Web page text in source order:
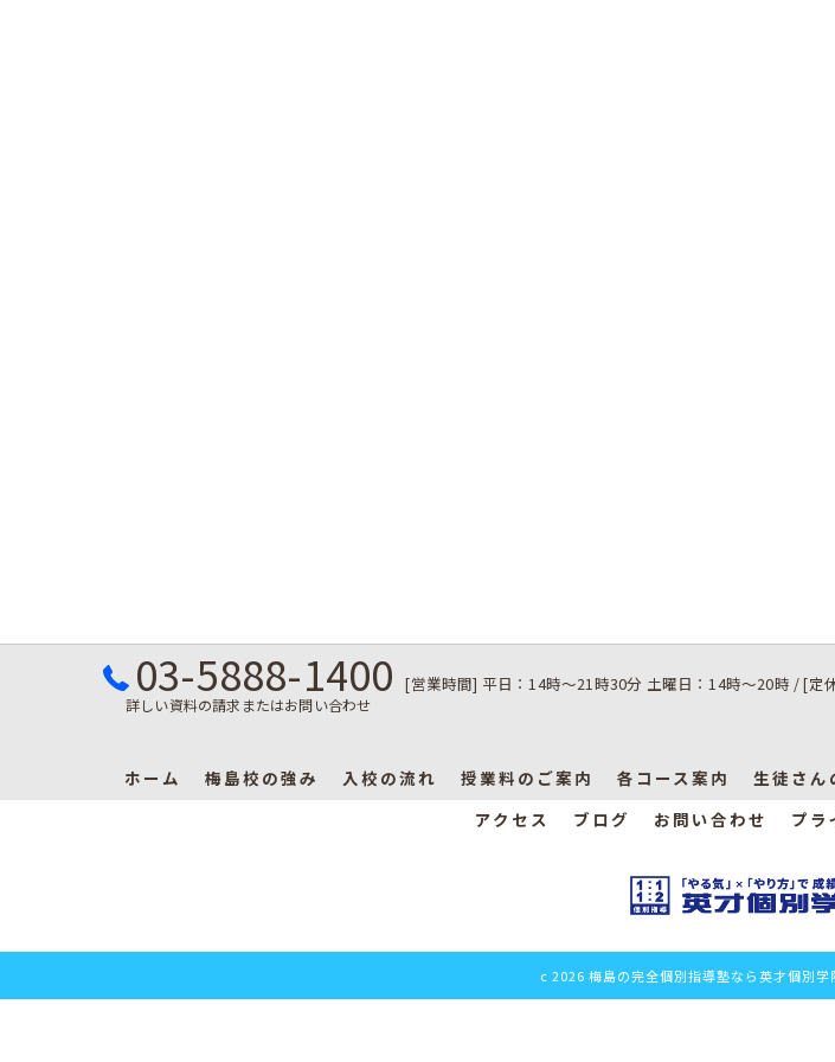
03-5888-1400
詳しい資料の請求またはお問い合わせ
[営業時間] 平日：14時～21時30分 土曜日：14時～20時 / [定
ホーム 梅島校の強み 入校の流れ 授業料のご案内 各コース案内 生徒さん
アクセス
ブログ お問い合わせ プラ
c 2026 梅島の完全個別指導塾なら英才個別学